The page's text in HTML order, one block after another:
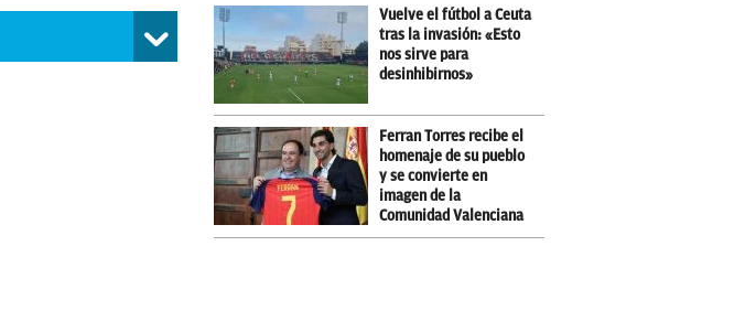
Vuelve el fútbol a Ceuta
tras la invasión: «Esto
nos sirve para
desinhibirnos»
Ferran Torres recibe el
homenaje de su pueblo
y se convierte en
imagen de la
Comunidad Valenciana